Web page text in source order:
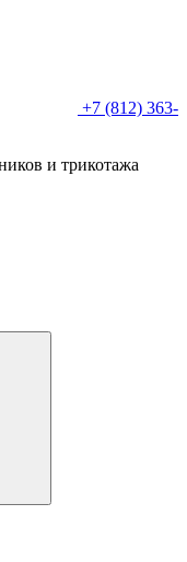
+7 (812) 363-
и трикотажа